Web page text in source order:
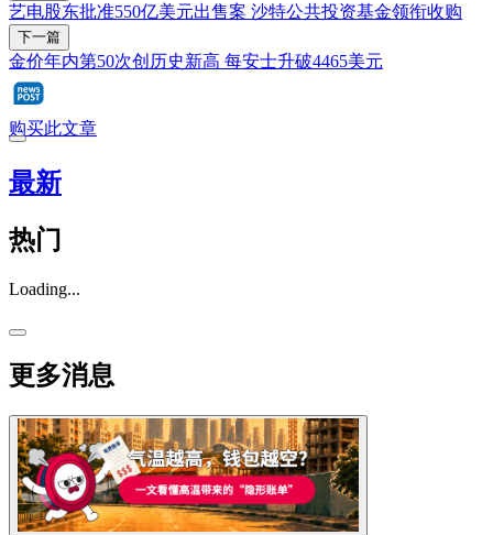
艺电股东批准550亿美元出售案 沙特公共投资基金领衔收购
下一篇
金价年内第50次创历史新高 每安士升破4465美元
购买此文章
最新
热门
Loading...
更多消息